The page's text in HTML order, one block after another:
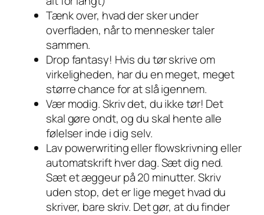
Tænk over, hvad der sker under
overfladen, når to mennesker taler
sammen.
Drop fantasy! Hvis du tør skrive om
virkeligheden, har du en meget, meget
større chance for at slå igennem.
Vær modig. Skriv det, du ikke tør! Det
skal gøre ondt, og du skal hente alle
følelser inde i dig selv.
Lav powerwriting eller flowskrivning eller
automatskrift hver dag. Sæt dig ned.
Sæt et æggeur på 20 minutter. Skriv
uden stop, det er lige meget hvad du
skriver, bare skriv. Det gør, at du finder